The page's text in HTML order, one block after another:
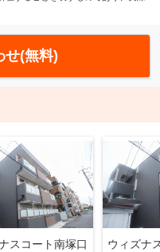
せ(無料)
スコート南塚口 ウィズナ